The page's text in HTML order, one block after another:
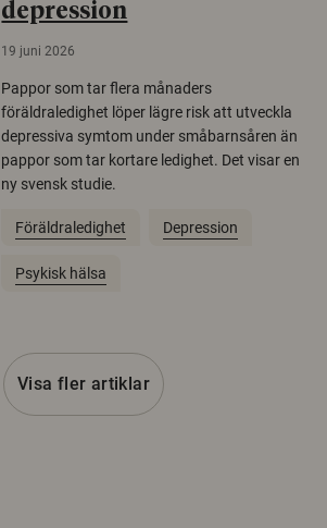
depression
19 juni 2026
Pappor som tar flera månaders
föräldraledighet löper lägre risk att utveckla
depressiva symtom under småbarnsåren än
pappor som tar kortare ledighet. Det visar en
ny svensk studie.
Föräldraledighet Depression
Psykisk hälsa
Visa fler artiklar